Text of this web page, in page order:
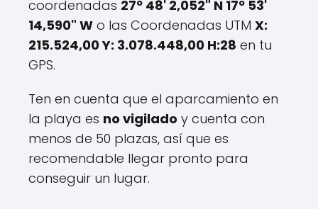
coordenadas 27º 48' 2,052" N 17º 53'
14,590" W o las Coordenadas UTM X:
215.524,00 Y: 3.078.448,00 H:28 en tu
GPS.
Ten en cuenta que el aparcamiento en
la playa es no vigilado y cuenta con
menos de 50 plazas, así que es
recomendable llegar pronto para
conseguir un lugar.